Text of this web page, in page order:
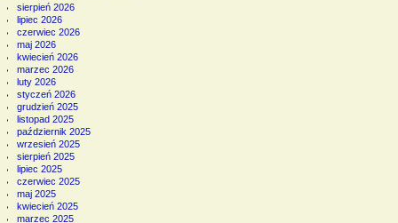
sierpień 2026
lipiec 2026
czerwiec 2026
maj 2026
kwiecień 2026
marzec 2026
luty 2026
styczeń 2026
grudzień 2025
listopad 2025
październik 2025
wrzesień 2025
sierpień 2025
lipiec 2025
czerwiec 2025
maj 2025
kwiecień 2025
marzec 2025